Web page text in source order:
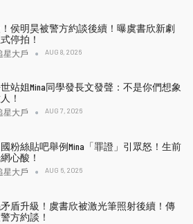
侯明昊被警方約談後續！曝虞書欣新劇
停拍！
星大戶 AUG 8, 2026
站姐Mina同學發長文發聲：不是你們想象
！
星大戶 AUG 7, 2026
粉絲貼吧舉例Mina「罪證」引眾怒！生前
心酸！
星大戶 AUG 6, 2026
盾升級！虞書欣被激光筆照射後續！傳
方約談！